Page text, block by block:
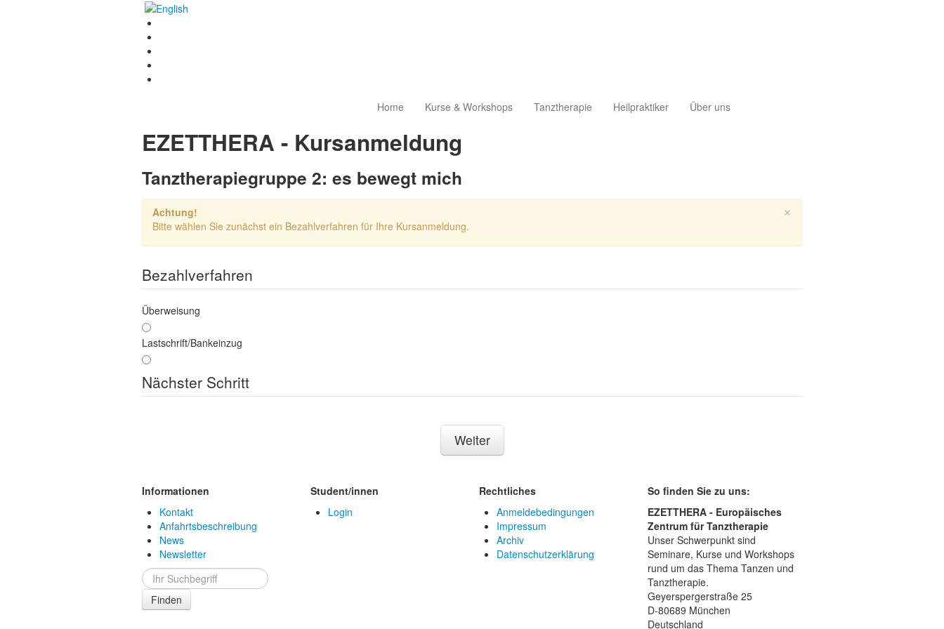
Home Kurse & Workshops Tanztherapie Heilpraktiker Über uns
EZETTHERA - Kursanmeldung
Tanztherapiegruppe 2: es bewegt mich
×
Achtung!
Bitte wählen Sie zunächst ein Bezahlverfahren für Ihre Kursanmeldung.
Bezahlverfahren
Überweisung
Lastschrift/Bankeinzug
Nächster Schritt
Weiter
Informationen
Kontakt
Anfahrtsbeschreibung
News
Newsletter
Finden
Student/innen
Login
Rechtliches
Anmeldebedingungen
Impressum
Archiv
Datenschutzerklärung
So finden Sie zu uns:
EZETTHERA - Europäisches
Zentrum für Tanztherapie
Unser Schwerpunkt sind
Seminare, Kurse und Workshops
rund um das Thema Tanzen und
Tanztherapie.
Geyerspergerstraße 25
D-80689 München
Deutschland